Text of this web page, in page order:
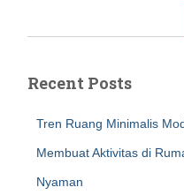
Recent Posts
Tren Ruang Minimalis
Membuat Aktivitas di
Nyaman